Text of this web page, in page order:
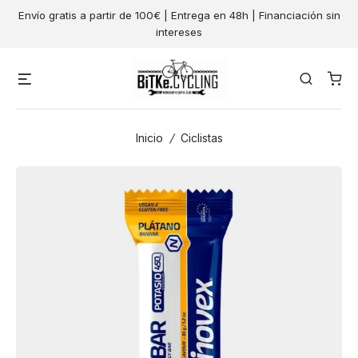
SkipEnvío gratis a partir de 100€ | Entrega en 48h | Financiación sin
intereses
Search
Inicio / Ciclistas